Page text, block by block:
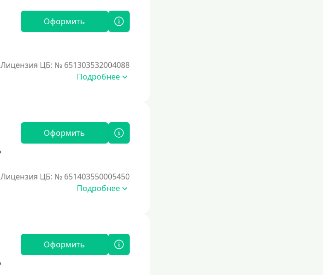
Оформить
Лицензия ЦБ: № 651303532004088
Подробнее
Оформить
Лицензия ЦБ: № 651403550005450
Подробнее
Оформить